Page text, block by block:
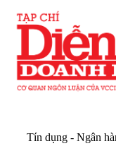
Tín dụng - Ngân